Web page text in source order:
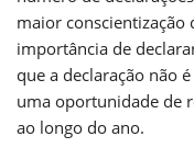
maior
importância de
que a declaração não
uma oportunidade de
ao longo do ano.